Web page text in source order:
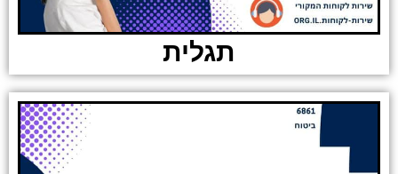
תגלית